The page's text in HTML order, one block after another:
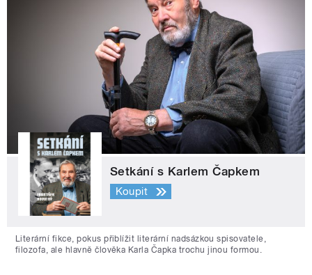
Setkání s Karlem Čapkem
Koupit
Literární fikce, pokus přiblížit literární nadsázkou spisovatele,
filozofa, ale hlavně člověka Karla Čapka trochu jinou formou.